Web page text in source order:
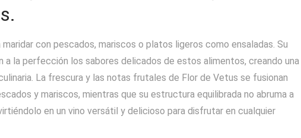
con pescados, mariscos o platos ligeros como ensaladas. Su
a la perfección los sabores delicados de estos alimentos, creando una
La frescura y las notas frutales de Flor de Vetus se fusionan
y mariscos, mientras que su estructura equilibrada no abruma a
en un vino versátil y delicioso para disfrutar en cualquier